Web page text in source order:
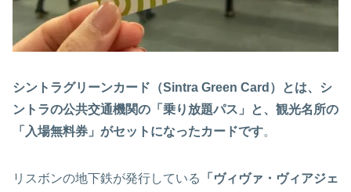
シントラグリーンカード（Sintra Green Card）とは、シ
ントラの公共交通機関の「乗り放題パス」と、観光名所の
「入場無料券」がセットになったカードです。
リスボンの地下鉄が発行している
「ヴィヴァ・ヴィアジェ